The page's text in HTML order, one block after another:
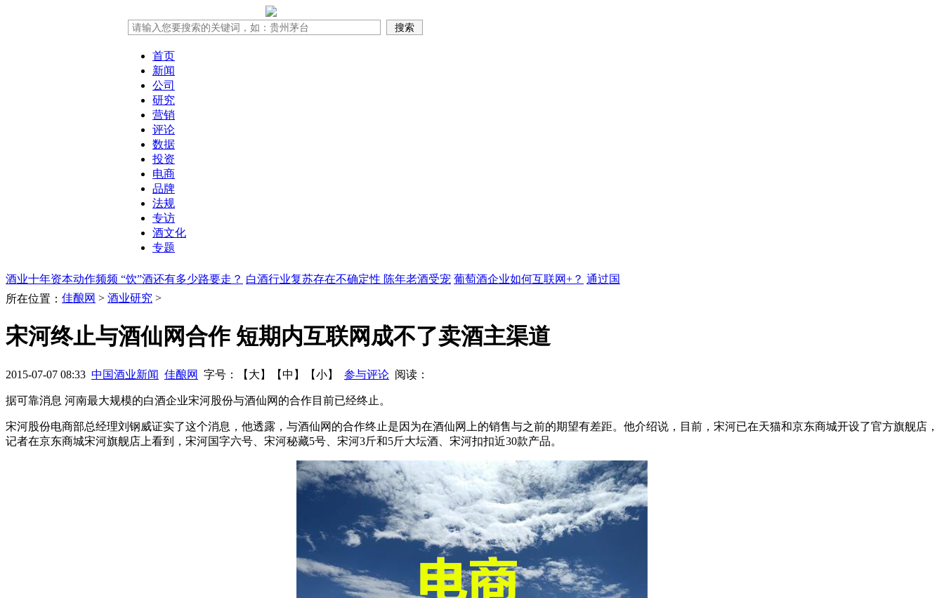
首页
新闻
公司
研究
营销
评论
数据
投资
电商
品牌
法规
专访
酒文化
专题
酒业十年资本动作频频 “饮”酒还有多少路要走？ 白酒行业复苏存在不确定性 陈年老酒受宠 葡萄酒企业如何互联网+？ 通过国
人加拿大排队奢侈抢葡萄酒，看未来葡萄酒形势
是不是OUT了？ 雾霾深重，酿酒生态何去何从？ 外来品牌如何在鲁酒板块茁壮地成长 央视权威数据新鲜出炉，揭开白酒新商
所在位置： 佳酿网 > 酒业研究 >
宋河终止与酒仙网合作 短期内互联网成不了卖酒主渠道
2015-07-07 08:33 中国酒业新闻 佳酿网 字号：【 大 】【中 】【小】 参与评论 阅读：
据可靠消息 河南最大规模的白酒企业宋河股份与酒仙网的合作目前已经终止。
宋河股份电商部总经理刘钢威证实了这个消息，他透露，与酒仙网的合作终止是因为在酒仙网上的销售与之前的期望有差距。他介绍说，目前，宋河已在天猫和京东商城开设了官方旗舰店，
记者在京东商城宋河旗舰店上看到，宋河国字六号、宋河秘藏5号、宋河3斤和5斤大坛酒、宋河扣扣近30款产品。